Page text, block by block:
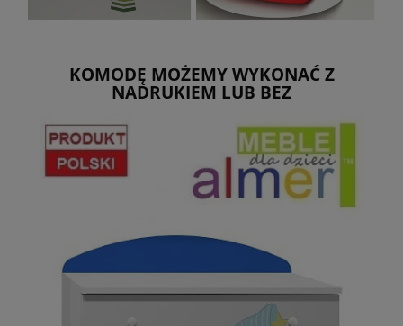
KOMODĘ MOŻEMY WYKONAĆ Z
NADRUKIEM LUB BEZ